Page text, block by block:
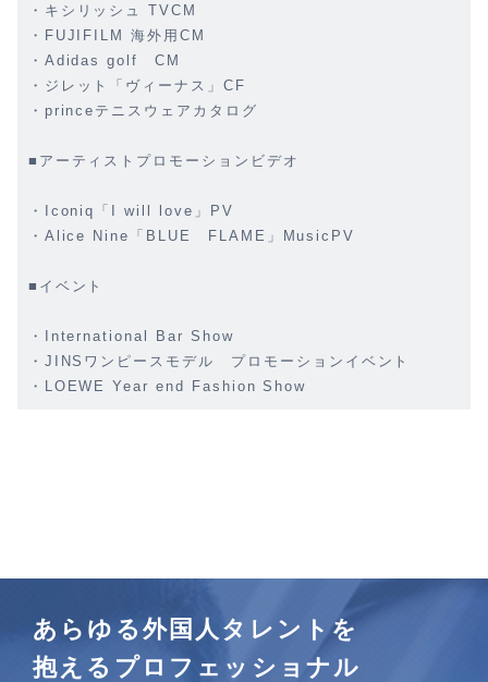
・キシリッシュ TVCM
・FUJIFILM 海外用CM
・Adidas golf CM
・ジレット「ヴィーナス」CF
・princeテニスウェアカタログ
■アーティストプロモーションビデオ
・Iconiq「I will love」PV
・Alice Nine「BLUE FLAME」MusicPV
■イベント
・International Bar Show
・JINSワンピースモデル プロモーションイベント
・LOEWE Year end Fashion Show
あらゆる外国人タレントを
抱えるプロフェッショナル